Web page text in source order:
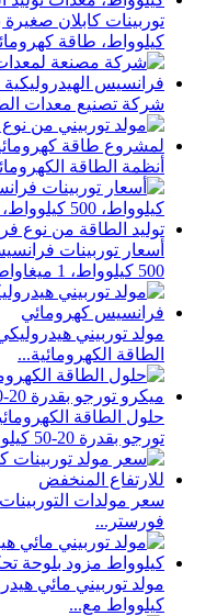
كيلوواط، طاقة
شركة تصنيع معدات
أنظمة الطاقة
500 كيلوواط، 1 ميغاواط، 2 ميغاواط...
الطاقة الكهرومائية...
حلول الطاقة
تورجو بقدرة 20-50 كيلوواط
سعر مولدات
فورستر...
كيلوواط مع...